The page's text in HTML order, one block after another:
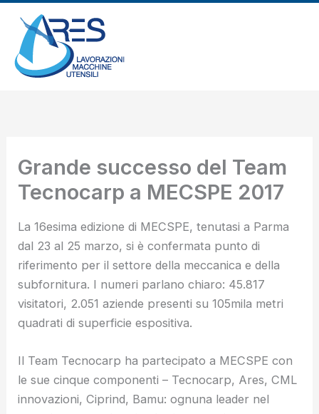
contenuto
Grande successo del Team
Tecnocarp a MECSPE 2017
La 16esima edizione di MECSPE, tenutasi a Parma
dal 23 al 25 marzo, si è confermata punto di
riferimento per il settore della meccanica e della
subfornitura. I numeri parlano chiaro: 45.817
visitatori, 2.051 aziende presenti su 105mila metri
quadrati di superficie espositiva.
Il Team Tecnocarp ha partecipato a MECSPE con
le sue cinque componenti – Tecnocarp, Ares, CML
innovazioni, Ciprind, Bamu: ognuna leader nel